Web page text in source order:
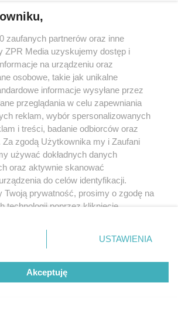
kaja się po
słowach o Idze
mi wstyd"
zaufanych partnerów oraz inne
ZPR Media uzyskujemy dostęp i
na urządzeniu oraz
osobowe, takie jak unikalne
informacje wysyłane przez
przeglądania w celu zapewniania
reklam, wybór spersonalizowanych
i treści, badanie odbiorców oraz
Za zgodą Użytkownika my i Zaufani
używać dokładnych danych
oraz aktywnie skanować
do celów identyfikacji.
Twoją prywatność, prosimy o zgodę na
technologii poprzez kliknięcie
przycisk ustawień prywatności
dolnym rogu strony
danych nie wymagają zgody
prawo sprzeciwić się takiemu
będą miały zastosowanie tylko
USTAWIENIA
Akceptuję